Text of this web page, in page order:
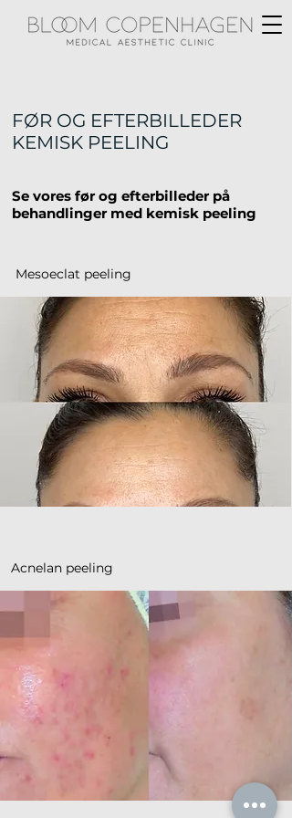
FØR OG EFTERBILLEDER
KEMISK PEELING
Se vores før og efterbilleder på
behandlinger med kemisk peeling
Mesoeclat peeling
Acnelan peeling